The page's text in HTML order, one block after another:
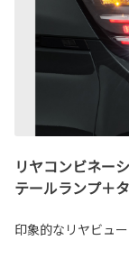
リヤコンビネー
テールランプ＋
印象的なリヤビュー